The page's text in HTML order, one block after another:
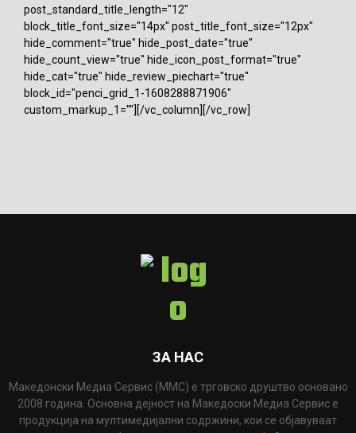
post_standard_title_length="12"
block_title_font_size="14px" post_title_font_size="12px"
hide_comment="true" hide_post_date="true"
hide_count_view="true" hide_icon_post_format="true"
hide_cat="true" hide_review_piechart="true"
block_id="penci_grid_1-1608288871906"
custom_markup_1=""][/vc_column][/vc_row]
ЗА НАС
Македонски Медиа Сервис (ММС) е трговско друштво основано
2008 година. Основна дејност на Македоски Медиа Сервис е
продукција на мултимедијални содржини, кои се објавуваат